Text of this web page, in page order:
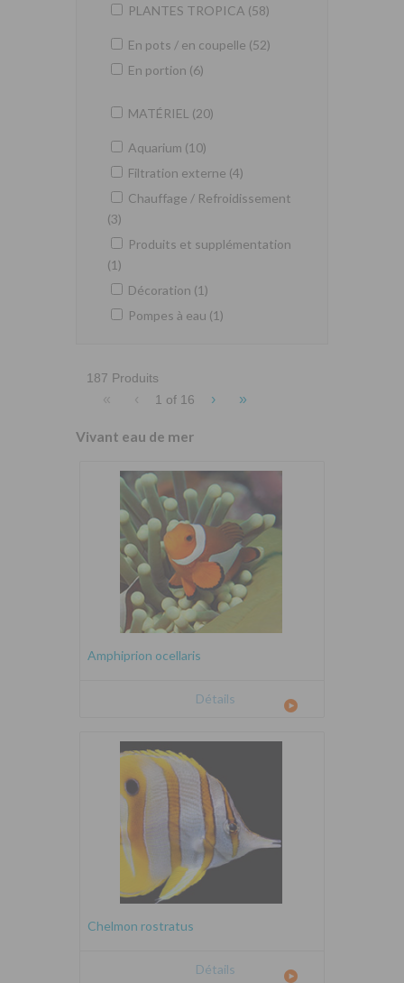
PLANTES TROPICA (58)
En pots / en coupelle (52)
En portion (6)
MATÉRIEL (20)
Aquarium (10)
Filtration externe (4)
Chauffage / Refroidissement
(3)
Produits et supplémentation
(1)
Décoration (1)
Pompes à eau (1)
187 Produits
« ‹ 1 of 16 › »
Vivant eau de mer
Amphiprion ocellaris
Détails
Chelmon rostratus
Détails